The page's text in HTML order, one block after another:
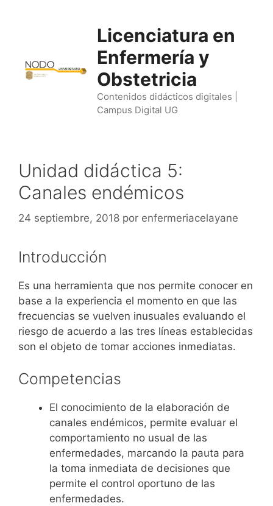
Licenciatura en
Enfermería y
Obstetricia
Contenidos didácticos digitales |
Campus Digital UG
Unidad didáctica 5:
Canales endémicos
24 septiembre, 2018 por enfermeriacelayane
Introducción
Es una herramienta que nos permite conocer en
base a la experiencia el momento en que las
frecuencias se vuelven inusuales evaluando el
riesgo de acuerdo a las tres líneas establecidas
son el objeto de tomar acciones inmediatas.
Competencias
El conocimiento de la elaboración de
canales endémicos, permite evaluar el
comportamiento no usual de las
enfermedades, marcando la pauta para
la toma inmediata de decisiones que
permite el control oportuno de las
enfermedades.